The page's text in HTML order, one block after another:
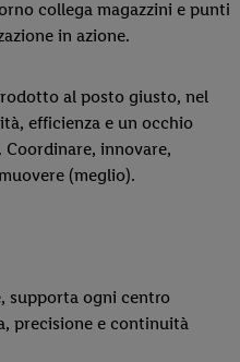
collega magazzini e punti
in azione.
al posto giusto, nel
efficienza e un occhio
innovare,
(meglio).
supporta ogni centro
precisione e continuità